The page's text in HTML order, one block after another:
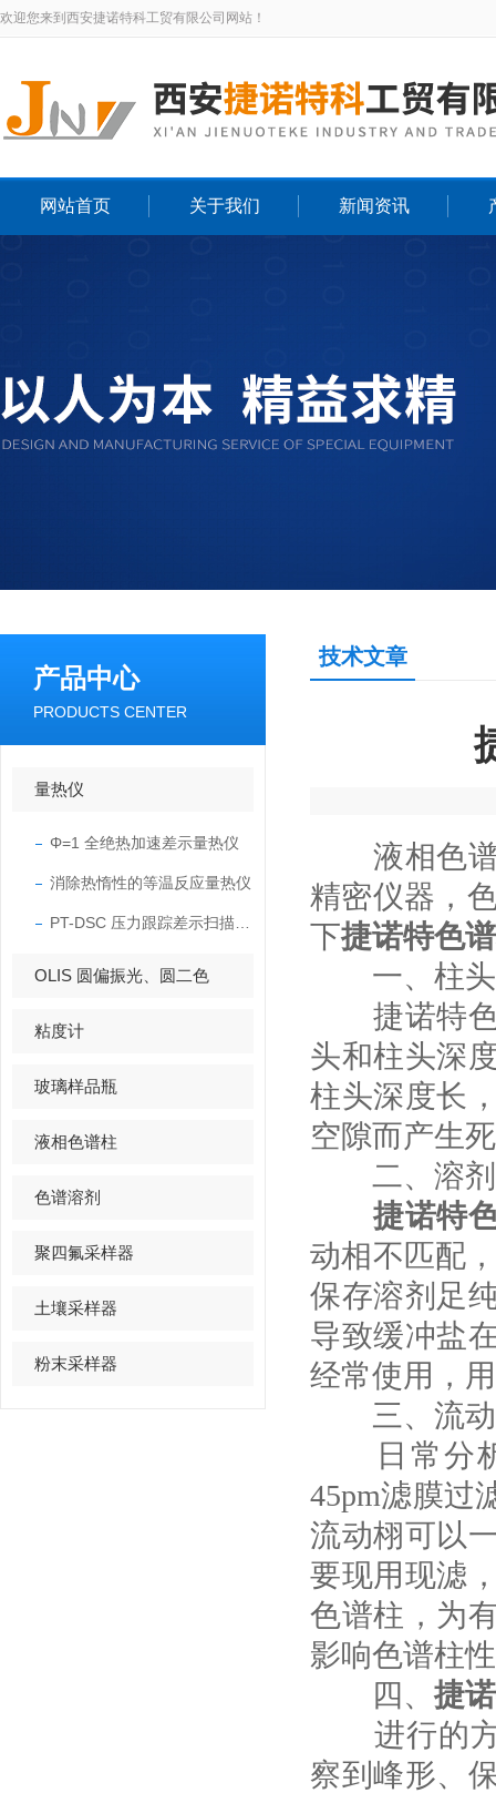
欢迎您来到西安捷诺特科工贸有限公司网站！
网站首页 关于我们 新闻资讯
产品中心
PRODUCTS CENTER
量热仪
Φ=1 全绝热加速差示量热仪
消除热惰性的等温反应量热仪
OLIS 圆偏振光、圆二色
粘度计
玻璃样品瓶
液相色谱柱
色谱溶剂
聚四氟采样器
土壤采样器
粉末采样器
技术文章
液相色谱
精密仪器，
下捷诺特色
一、柱头
捷诺特色
头和柱头深
柱头深度长
空隙而产生
二、溶剂
捷诺特
动相不匹配
保存溶剂足
导致缓冲盐
经常使用，
三、流动
日常分析
45pm滤膜过
流动栩可以
要现用现滤
色谱柱，为
影响色谱柱
四、 捷
进行的方
察到峰形、